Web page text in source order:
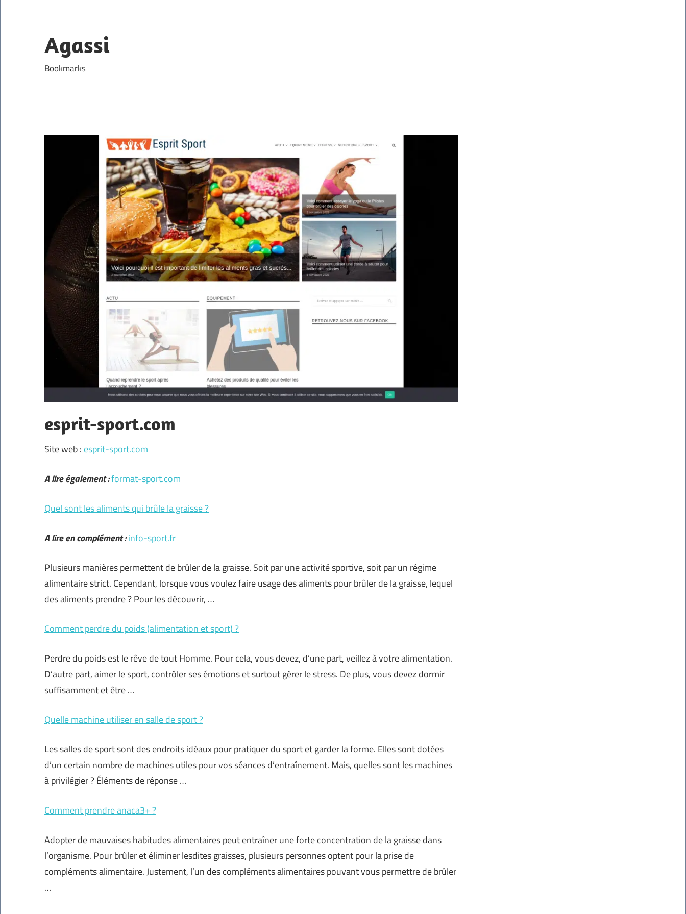
content
Agassi
Bookmarks
esprit-sport.com
Site web : esprit-sport.com
A lire également :format-sport.com
Quel sont les aliments qui brûle la graisse ?
A lire en complément :info-sport.fr
Plusieurs manières permettent de brûler de la graisse. Soit par une activité sportive, soit par un régime
alimentaire strict. Cependant, lorsque vous voulez faire usage des aliments pour brûler de la graisse, lequel
des aliments prendre ? Pour les découvrir, …
Comment perdre du poids (alimentation et sport) ?
Perdre du poids est le rêve de tout Homme. Pour cela, vous devez, d’une part, veillez à votre alimentation.
D’autre part, aimer le sport, contrôler ses émotions et surtout gérer le stress. De plus, vous devez dormir
suffisamment et être …
Quelle machine utiliser en salle de sport ?
Les salles de sport sont des endroits idéaux pour pratiquer du sport et garder la forme. Elles sont dotées
d’un certain nombre de machines utiles pour vos séances d’entraînement. Mais, quelles sont les machines
à privilégier ? Éléments de réponse …
Comment prendre anaca3+ ?
Adopter de mauvaises habitudes alimentaires peut entraîner une forte concentration de la graisse dans
l’organisme. Pour brûler et éliminer lesdites graisses, plusieurs personnes optent pour la prise de
compléments alimentaire. Justement, l’un des compléments alimentaires pouvant vous permettre de brûler
…